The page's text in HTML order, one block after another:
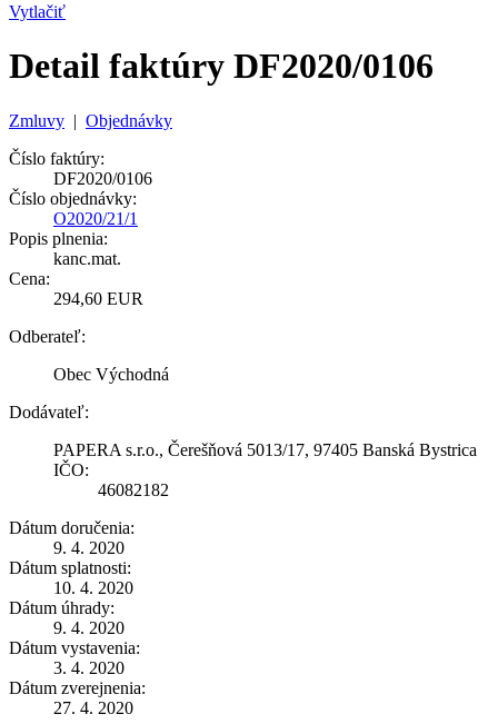
Vytlačiť
Detail faktúry DF2020/0106
Zmluvy | Objednávky
Číslo faktúry:
DF2020/0106
Číslo objednávky:
O2020/21/1
Popis plnenia:
kanc.mat.
Cena:
294,60 EUR
Odberateľ:
Obec Východná
Dodávateľ:
PAPERA s.r.o., Čerešňová 5013/17, 97405 Banská Bystrica
IČO:
46082182
Dátum doručenia:
9. 4. 2020
Dátum splatnosti:
10. 4. 2020
Dátum úhrady:
9. 4. 2020
Dátum vystavenia:
3. 4. 2020
Dátum zverejnenia:
27. 4. 2020